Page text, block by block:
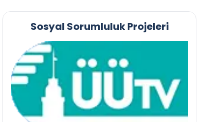
Sosyal Sorumluluk Projeleri